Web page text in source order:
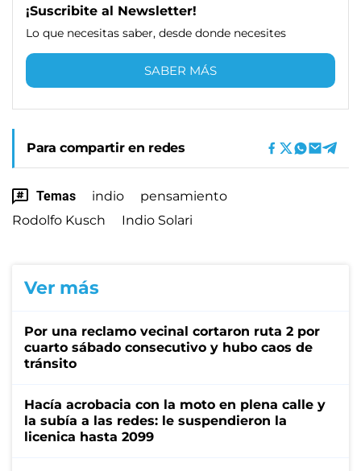
¡Suscribite al Newsletter!
Lo que necesitas saber, desde donde necesites
SABER MÁS
Para compartir en redes
Temas indio
pensamiento
Rodolfo Kusch
Indio Solari
Ver más
Por una reclamo vecinal cortaron ruta 2 por
cuarto sábado consecutivo y hubo caos de
tránsito
Hacía acrobacia con la moto en plena calle y
la subía a las redes: le suspendieron la
licenica hasta 2099